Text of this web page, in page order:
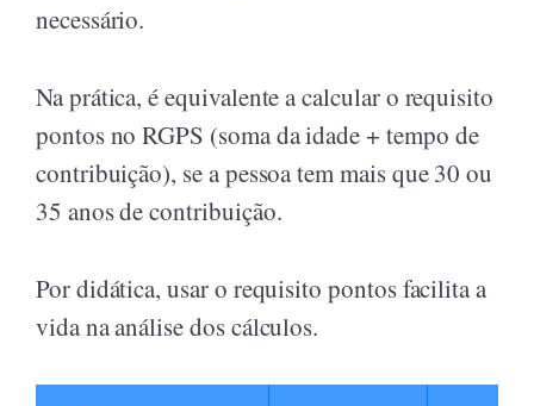
necessário.
Na prática, é equivalente a calcular o requisito
pontos no RGPS (soma da idade + tempo de
contribuição), se a pessoa tem mais que 30 ou
35 anos de contribuição.
Por didática, usar o requisito pontos facilita a
vida na análise dos cálculos.